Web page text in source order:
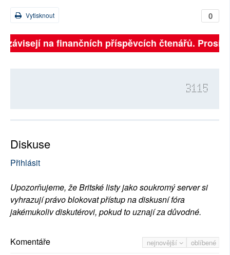
0
Vytisknout
na finančních příspěvcích čtenářů.
3115
Diskuse
Přihlásit
Upozorňujeme, že Britské listy jako soukromý server si
vyhrazují právo blokovat přístup na diskusní fóra
jakémukoliv diskutérovi, pokud to uznají za důvodné.
nejnovější oblíbené
Komentáře